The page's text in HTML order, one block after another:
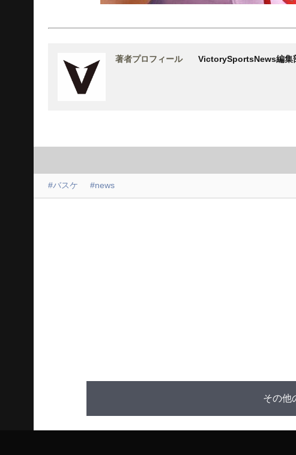
著者プロフィール VictorySportsNews編集
#バスケ #news
その他